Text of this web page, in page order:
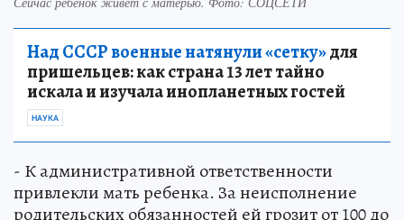
Над СССР военные натянули «сетку»для
пришельцев: как страна 13 лет тайно
искала и изучала инопланетных гостей
НАУКА
- К административной ответственности
привлекли мать ребенка. За неисполнение
родительских обязанностей ей грозит от 100 до